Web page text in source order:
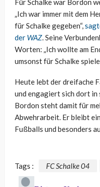
Für Schalke war Bordon
„Ich war immer mit dem
für Schalke gegeben“,
der WAZ. Seine
Worten: „Ich wollte am
umsonst für Schalke
Heute lebt der dreifache
und engagiert sich dort
Bordon steht damit für
Abwehrarbeit. Er bleibt
Fußballs und besonders
Tags : FC Schalke 04